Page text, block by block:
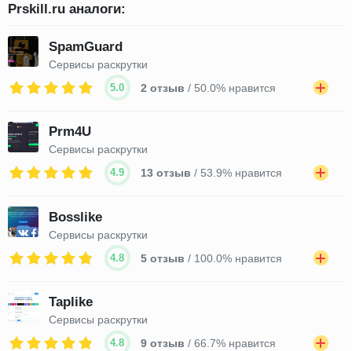
Prskill.ru аналоги:
SpamGuard
Сервисы раскрутки
5.0 2 отзыв / 50.0% нравится
Prm4U
Сервисы раскрутки
4.9 13 отзыв / 53.9% нравится
Bosslike
Сервисы раскрутки
4.8 5 отзыв / 100.0% нравится
Taplike
Сервисы раскрутки
4.8 9 отзыв / 66.7% нравится